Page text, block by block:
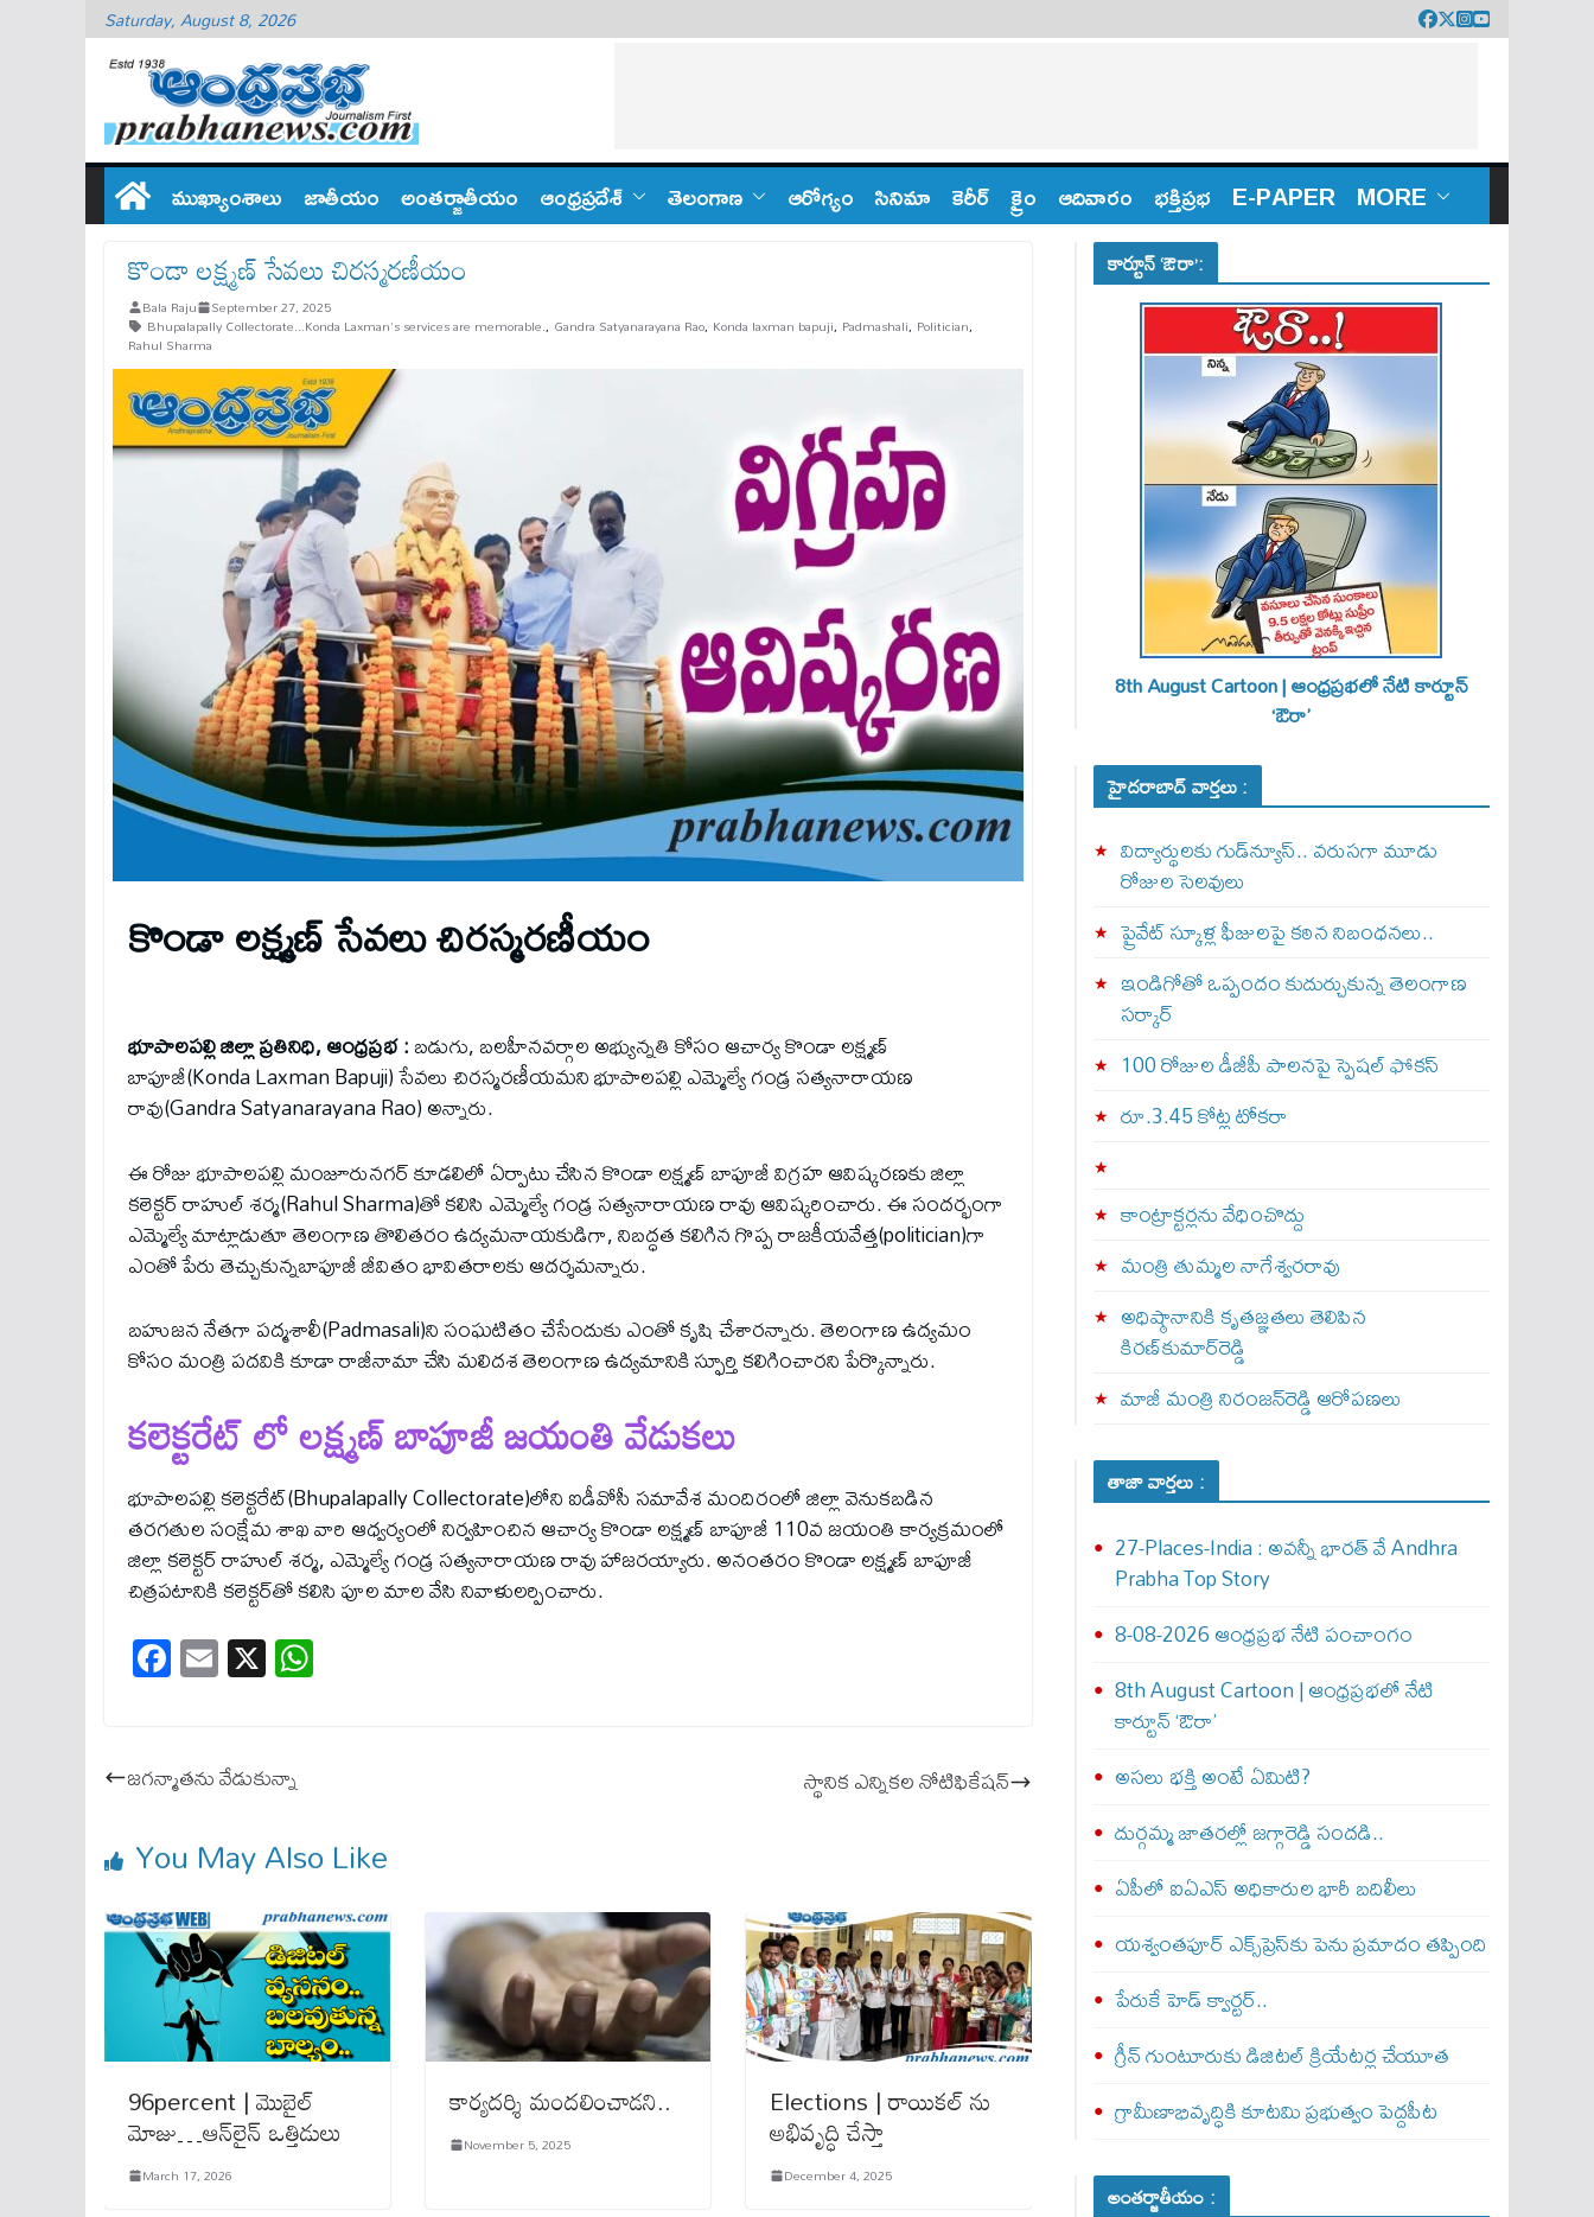
Saturday, August 8, 2026
ముఖ్యాంశాలు జాతీయం అంతర్జాతీయం ఆంధ్ర‌ప్ర‌దేశ్ తెలంగాణ‌ ఆరోగ్యం సినిమా కెరీర్ క్రైం ఆదివారం భక్తిప్రభ E-PAPER MORE
కొండా ల‌క్ష్మ‌ణ్ సేవ‌లు చిర‌స్మ‌ర‌ణీయం
Bala Raju September 27, 2025
Bhupalapally Collectorate...Konda Laxman's services are memorable., Gandra Satyanarayana Rao, Konda laxman bapuji, Padmashali, Politician,
Rahul Sharma
కొండా ల‌క్ష్మ‌ణ్ సేవ‌లు చిర‌స్మ‌ర‌ణీయం
భూపాల‌ప‌ల్లి జిల్లా ప్ర‌తినిధి, ఆంధ్ర‌ప్ర‌భ :బడుగు, బలహీనవర్గాల అభ్యున్నతి కోసం ఆచార్య కొండా లక్ష్మణ్‌
బాపూజీ(Konda Laxman Bapuji) సేవ‌లు చిర‌స్మ‌ర‌ణీయ‌మ‌ని భూపాలపల్లి ఎమ్మెల్యే గండ్ర సత్యనారాయణ
రావు(Gandra Satyanarayana Rao) అన్నారు.
ఈ రోజు భూపాలపల్లి మంజూరునగర్ కూడలిలో ఏర్పాటు చేసిన కొండా లక్ష్మణ్ బాపూజీ విగ్రహ ఆవిష్కరణకు జిల్లా
కలెక్టర్ రాహుల్ శర్మ(Rahul Sharma)తో కలిసి ఎమ్మెల్యే గండ్ర సత్యనారాయణ రావు ఆవిష్కరించారు. ఈ సందర్భంగా
ఎమ్మెల్యే మాట్లాడుతూ తెలంగాణ తొలితరం ఉద్యమనాయకుడిగా, నిబ‌ద్ధ‌త‌ కలిగిన గొప్ప రాజకీయవేత్త(politician)గా
ఎంతో పేరు తెచ్చుకున్నబాపూజీ జీవితం భావితరాలకు ఆదర్శమన్నారు.
బహుజన నేతగా పద్మశాలీ(Padmasali)ని సంఘటితం చేసేందుకు ఎంతో కృషి చేశారన్నారు. తెలంగాణ ఉద్యమం
కోసం మంత్రి పదవికి కూడా రాజీనామా చేసి మలిదశ తెలంగాణ ఉద్యమానికి స్ఫూర్తి కలిగించారని పేర్కొన్నారు.
కలెక్టరేట్ లో లక్ష్మణ్ బాపూజీ జయంతి వేడుకలు
భూపాలపల్లి కలెక్టరేట్(Bhupalapally Collectorate)లోని ఐడీవోసీ సమావేశ మందిరంలో జిల్లా వెనుకబడిన
తరగతుల సంక్షేమ శాఖ వారి ఆధ్వర్యంలో నిర్వహించిన ఆచార్య కొండా లక్ష్మణ్ బాపూజీ 110వ జయంతి కార్యక్రమంలో
జిల్లా కలెక్టర్ రాహుల్ శర్మ, ఎమ్మెల్యే గండ్ర సత్యనారాయణ రావు హాజరయ్యారు. అనంతరం కొండా లక్ష్మణ్ బాపూజీ
చిత్రపటానికి కలెక్టర్‌తో కలిసి పూల మాల వేసి నివాళులర్పించారు.
Fa
ce
ok
E
m
X
జగన్మాతను వేడుకున్నా స్థానిక ఎన్నిక‌ల నోటిఫికేష‌న్‌
You May Also Like
96percent | మొబైల్‌
మోజు…ఆన్‌లైన్‌ ఒత్తిడులు
March 17, 2026
కార్య‌ద‌ర్శి మంద‌లించాడ‌ని..
November 5, 2025
Elections | రాయికల్ ను
అభివృద్ధి చేస్తా
December 4, 2025
కార్టూన్ ‘ఔరా’:
8th August Cartoon | ఆంధ్రప్రభలో నేటి కార్టూన్
‘ఔరా’
హైదరాబాద్ వార్తలు :
విద్యార్థులకు గుడ్‌న్యూస్.. వరుసగా మూడు
రోజుల సెలవులు
ప్రైవేట్ స్కూళ్ల ఫీజులపై కఠిన నిబంధనలు..
ఇండిగోతో ఒప్పందం కుదుర్చుకున్న తెలంగాణ
స‌ర్కార్
100 రోజుల డీజీపీ పాలనపై స్పెషల్ ఫోకస్
రూ.3.45 కోట్ల టోకరా
కాంట్రాక్టర్లను వేధించొద్దు
మంత్రి తుమ్మల నాగేశ్వరరావు
అధిష్ఠానానికి కృతజ్ఞతలు తెలిపిన
కిరణ్‌కుమార్‌రెడ్డి
మాజీ మంత్రి నిరంజన్‌రెడ్డి ఆరోపణలు
తాజా వార్తలు :
27-Places-India : అవ‌న్నీ భార‌త్ వే Andhra
Prabha Top Story
8-08-2026 ఆంధ్రప్రభ నేటి పంచాంగం
8th August Cartoon | ఆంధ్రప్రభలో నేటి
కార్టూన్ ‘ఔరా’
అసలు భక్తి అంటే ఏమిటి?
దుర్గమ్మ జాతరల్లో జగ్గారెడ్డి సందడి..
ఏపీలో ఐఏఎస్ అధికారుల భారీ బదిలీలు
యశ్వంతపూర్ ఎక్స్‌ప్రెస్‌కు పెను ప్రమాదం తప్పింది
పేరుకే హెడ్ క్వార్టర్..
గ్రీన్ గుంటూరుకు డిజిటల్ క్రియేటర్ల చేయూత
గ్రామీణాభివృద్ధికి కూటమి ప్రభుత్వం పెద్దపీట
అంతర్జాతీయం :